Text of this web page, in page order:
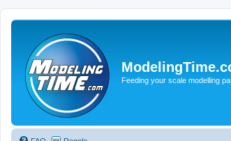
Feeding your scale modelling